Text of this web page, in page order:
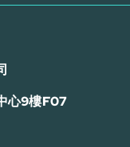
心9樓F07